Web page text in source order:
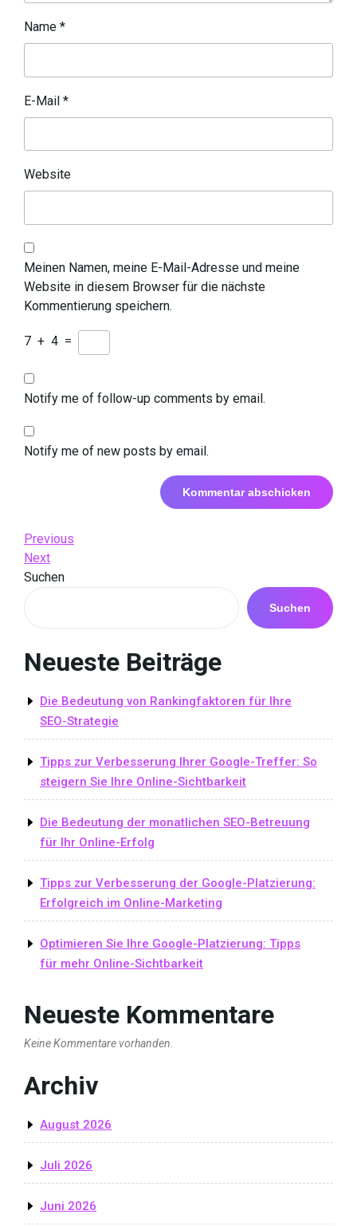
Name *
E-Mail *
Website
Meinen Namen, meine E-Mail-Adresse und meine
Website in diesem Browser für die nächste
Kommentierung speichern.
7 + 4 =
Notify me of follow-up comments by email.
Notify me of new posts by email.
Beitrags-
Navigation
Previous
Post
Previous
Next
Post
Next
Suchen
Suchen
Neueste Beiträge
Die Bedeutung von Rankingfaktoren für Ihre
SEO-Strategie
Tipps zur Verbesserung Ihrer Google-Treffer: So
steigern Sie Ihre Online-Sichtbarkeit
Die Bedeutung der monatlichen SEO-Betreuung
für Ihr Online-Erfolg
Tipps zur Verbesserung der Google-Platzierung:
Erfolgreich im Online-Marketing
Optimieren Sie Ihre Google-Platzierung: Tipps
für mehr Online-Sichtbarkeit
Neueste Kommentare
Keine Kommentare vorhanden.
Archiv
August 2026
Juli 2026
Juni 2026